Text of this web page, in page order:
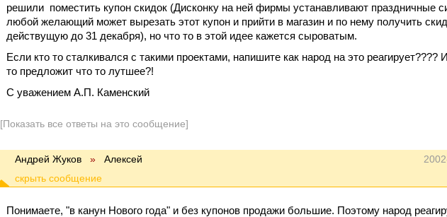
решили поместить купон скидок (Дисконку на ней фирмы устанавливают праздничные
любой желающий может вырезать этот купон и прийти в магазин и по нему получить
действущую до 31 декабря), но что то в этой идее кажется сыроватым.
Если кто то сталкивался с такими проектами, напишите как народ на это
то предложит что то лутшее?!
С уважением А.П. Каменский
[Показать все ответы на это сообщение]
Андрей Жуков » Алексей
Понимаете, "в канун Нового года" и без купонов продажи большие. Поэтому народ